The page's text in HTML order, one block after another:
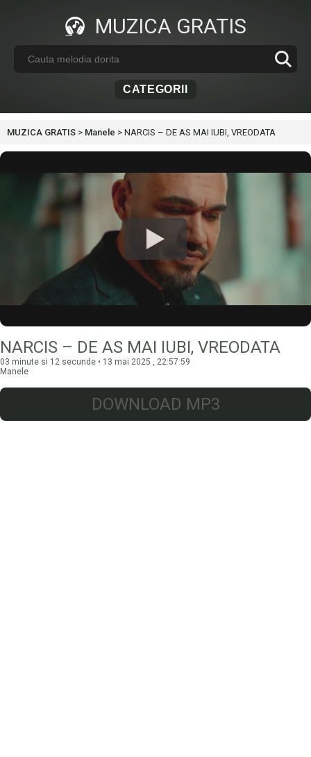
MUZICA GRATIS
CATEGORII
MUZICA GRATIS > Manele > NARCIS – DE AS MAI IUBI, VREODATA
NARCIS – DE AS MAI IUBI, VREODATA
03 minute si 12 secunde • 13 mai 2025 , 22:57:59
Manele
DOWNLOAD MP3